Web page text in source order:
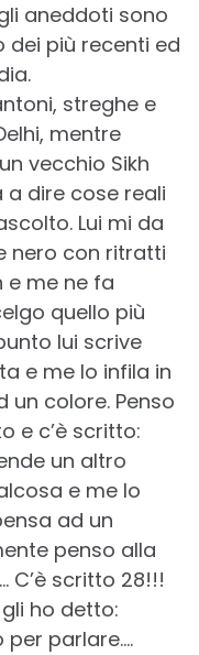
aneddoti sono
dei più recenti ed
streghe e
mentre
vecchio Sikh
dire cose reali
Lui mi da
nero con ritratti
e me ne fa
quello più
lui scrive
e me lo infila in
colore. Penso
e c’è scritto:
un altro
e me lo
ad un
penso alla
C’è scritto 28!!!
ho detto:
parlare….